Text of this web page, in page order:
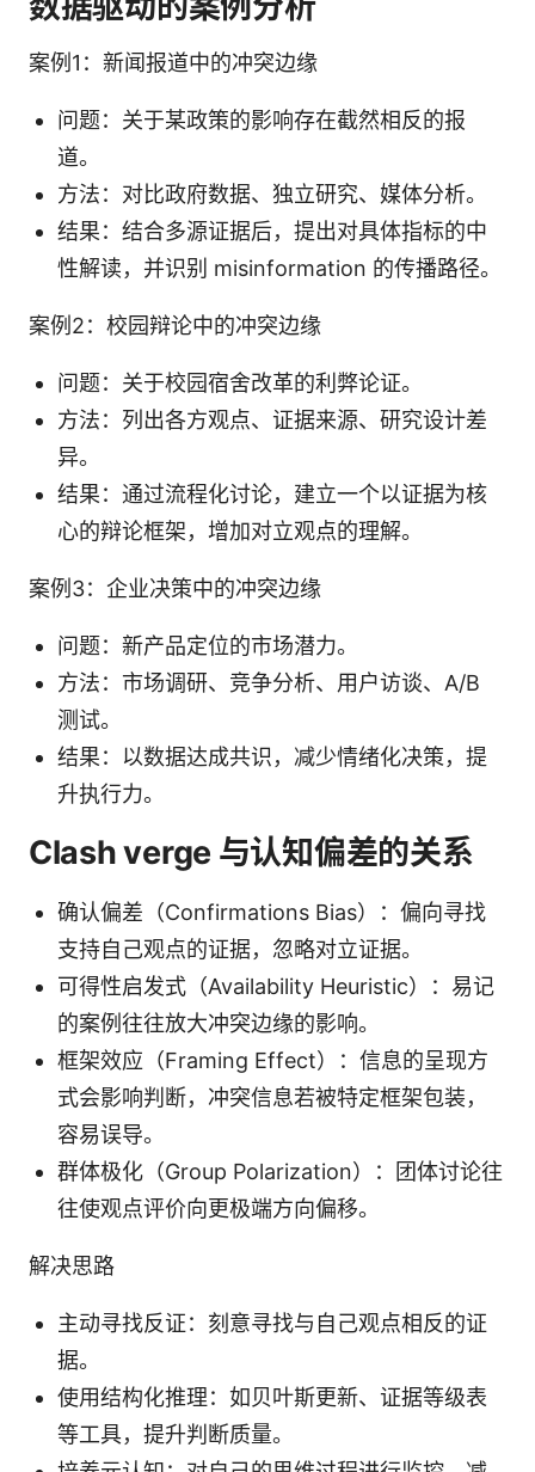
案例1：新闻报道中的冲突边缘
问题：关于某政策的影响存在截然相反的报
道。
方法：对比政府数据、独立研究、媒体分析。
结果：结合多源证据后，提出对具体指标的中
性解读，并识别 misinformation 的传播路径。
案例2：校园辩论中的冲突边缘
问题：关于校园宿舍改革的利弊论证。
方法：列出各方观点、证据来源、研究设计差
异。
结果：通过流程化讨论，建立一个以证据为核
心的辩论框架，增加对立观点的理解。
案例3：企业决策中的冲突边缘
问题：新产品定位的市场潜力。
方法：市场调研、竞争分析、用户访谈、A/B
测试。
结果：以数据达成共识，减少情绪化决策，提
升执行力。
Clash verge 与认知偏差的关系
确认偏差（Confirmations Bias）：偏向寻找
支持自己观点的证据，忽略对立证据。
可得性启发式（Availability Heuristic）：易记
的案例往往放大冲突边缘的影响。
框架效应（Framing Effect）：信息的呈现方
式会影响判断，冲突信息若被特定框架包装，
容易误导。
群体极化（Group Polarization）：团体讨论往
往使观点评价向更极端方向偏移。
解决思路
主动寻找反证：刻意寻找与自己观点相反的证
据。
使用结构化推理：如贝叶斯更新、证据等级表
等工具，提升判断质量。